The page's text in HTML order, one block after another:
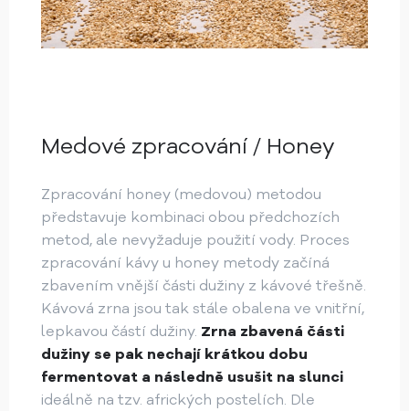
Medové zpracování / Honey
Zpracování honey (medovou) metodou
představuje kombinaci obou předchozích
metod, ale nevyžaduje použití vody. Proces
zpracování kávy u honey metody začíná
zbavením vnější části dužiny z kávové třešně.
Kávová zrna jsou tak stále obalena ve vnitřní,
lepkavou částí dužiny. Zrna zbavená části
dužiny se pak nechají krátkou dobu
fermentovat a následně usušit na slunci
ideálně na tzv. afrických postelích. ​​Dle